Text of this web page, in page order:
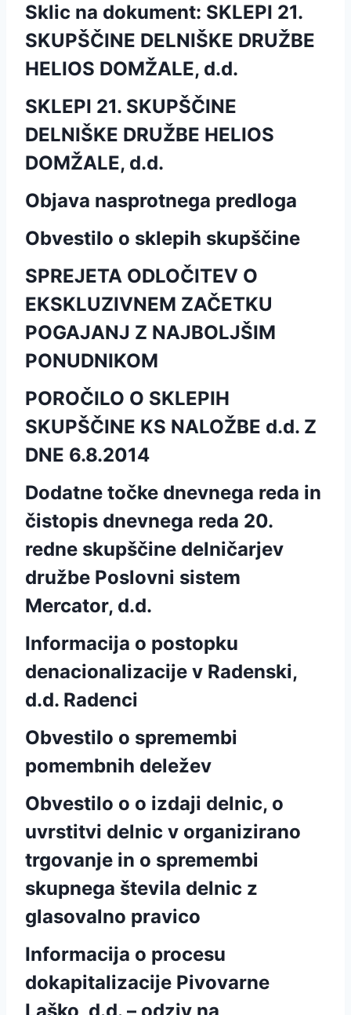
Sklic na dokument: SKLEPI 21.
SKUPŠČINE DELNIŠKE DRUŽBE
HELIOS DOMŽALE, d.d.
SKLEPI 21. SKUPŠČINE
DELNIŠKE DRUŽBE HELIOS
DOMŽALE, d.d.
Objava nasprotnega predloga
Obvestilo o sklepih skupščine
SPREJETA ODLOČITEV O
EKSKLUZIVNEM ZAČETKU
POGAJANJ Z NAJBOLJŠIM
PONUDNIKOM
POROČILO O SKLEPIH
SKUPŠČINE KS NALOŽBE d.d. Z
DNE 6.8.2014
Dodatne točke dnevnega reda in
čistopis dnevnega reda 20.
redne skupščine delničarjev
družbe Poslovni sistem
Mercator, d.d.
Informacija o postopku
denacionalizacije v Radenski,
d.d. Radenci
Obvestilo o spremembi
pomembnih deležev
Obvestilo o o izdaji delnic, o
uvrstitvi delnic v organizirano
trgovanje in o spremembi
skupnega števila delnic z
glasovalno pravico
Informacija o procesu
dokapitalizacije Pivovarne